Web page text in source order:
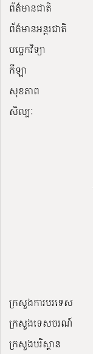
ព័ត៌មានជាតិ
ព័ត៌មានអន្តរជាតិ
បច្ចេកវិទ្យា
កីឡា
សុខភាព
សិល្បៈ
ក្រសួងការបរទេស
ក្រសួងទេសចរណ៍
ក្រសួងបរិស្ថាន